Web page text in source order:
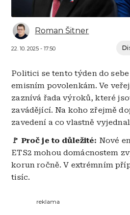
Roman Šitner
22. 10. 2025 - 17:50
Politici se tento týden do
emisním povolenkám. Ve
zaznívá řada výroků, které
zavádějící. Na koho zřejmě
zavedení a co vlastně
🚩 Proč je to důležité: Nové
ETS2 mohou domácnostem
korun ročně. V extrémním
tisíc.
reklama